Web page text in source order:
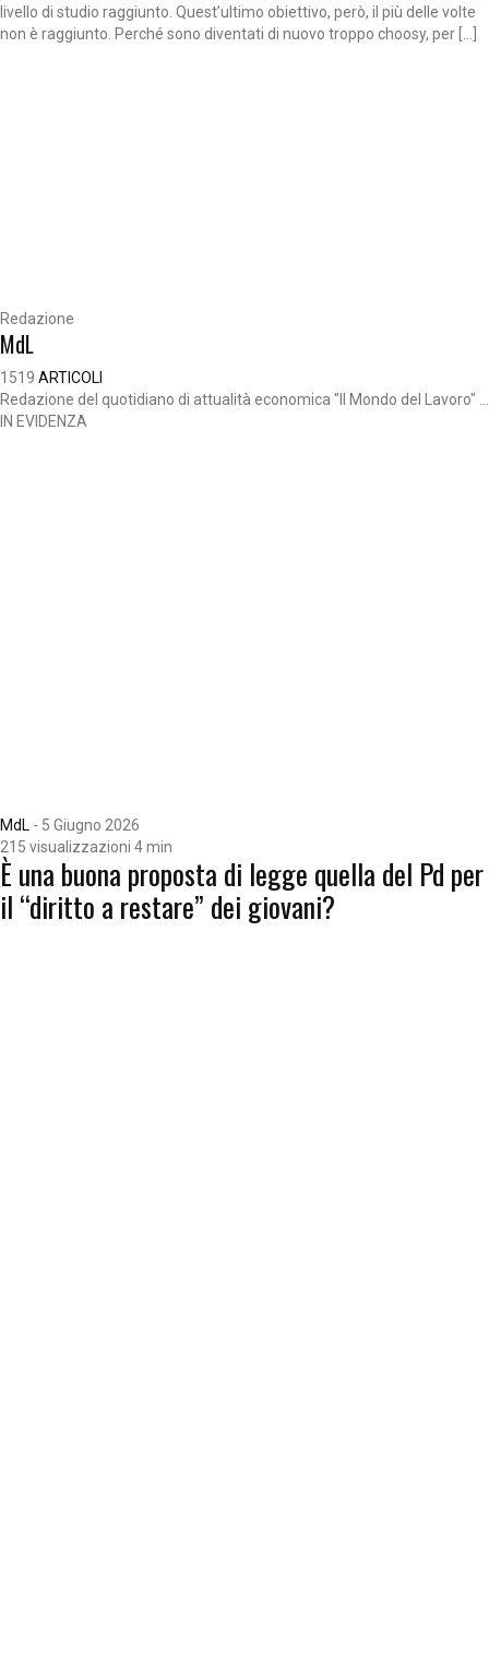
livello di studio raggiunto. Quest’ultimo obiettivo, però, il più delle volte
non è raggiunto. Perché sono diventati di nuovo troppo choosy, per […]
Redazione
MdL
1519 ARTICOLI
Redazione del quotidiano di attualità economica "Il Mondo del Lavoro" ...
IN EVIDENZA
MdL - 5 Giugno 2026
215 visualizzazioni 4 min
È una buona proposta di legge quella del Pd per
il “diritto a restare” dei giovani?